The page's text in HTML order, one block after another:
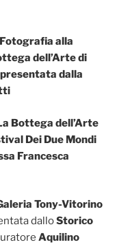
alla
dell’Arte di
dalla
Bottega dell’Arte
Dei Due Mondi
Francesca
Tony-Vitorino
dalloStorico
Aquilino